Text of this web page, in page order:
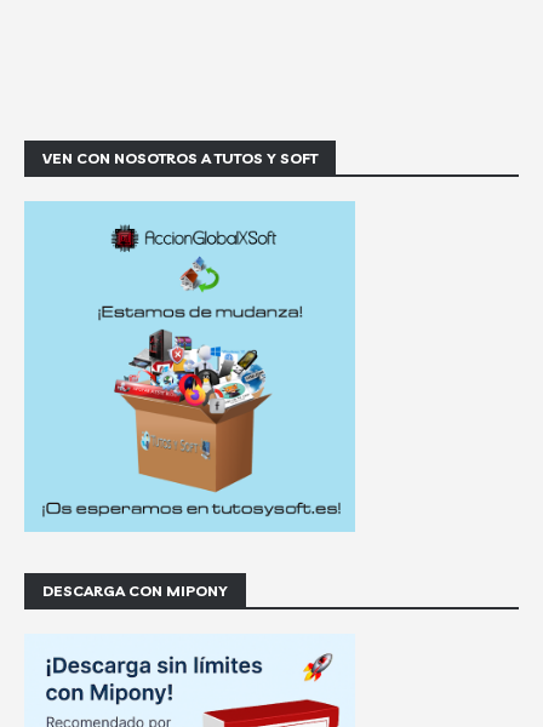
VEN CON NOSOTROS A TUTOS Y SOFT
DESCARGA CON MIPONY